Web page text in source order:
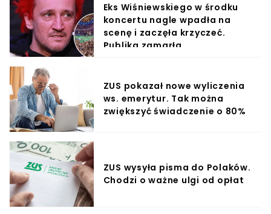
Eks Wiśniewskiego w środku
koncertu nagle wpadła na
scenę i zaczęła krzyczeć.
Publika zamarła
ZUS pokazał nowe wyliczenia
ws. emerytur. Tak można
zwiększyć świadczenie o 80%
ZUS wysyła pisma do Polaków.
Chodzi o ważne ulgi od opłat